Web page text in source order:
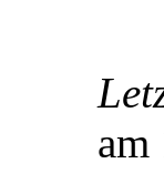
am